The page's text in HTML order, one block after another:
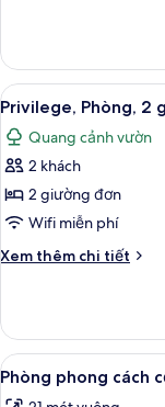
và
sofa
giường,
quang
cảnh
vườn
Privilege,
Phòng,
1
giường
cỡ
king
sofa
giường,
cảnh
Xem
tất
cả
ảnh
Privilege,
Phòng,
2
giường
quang
cảnh
vườn
7
Privilege, Phòng, 2
Quang cảnh vườn
2 khách
2 giường đơn
Wifi miễn phí
Xem thêm chi tiết
Chi
Privilege,
Phòng,
2
giường
Xem
tất
8
Phòng phong cách